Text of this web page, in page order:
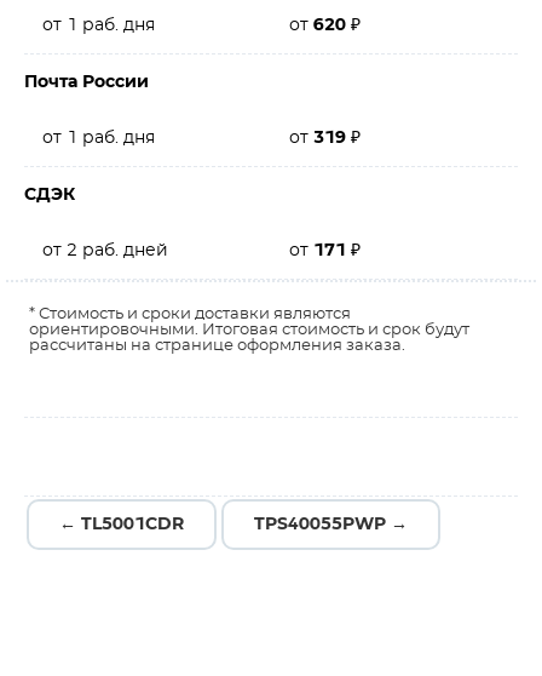
от 1 раб. дня от 620 ₽
Почта России
от 1 раб. дня от 319 ₽
СДЭК
от 2 раб. дней от 171 ₽
* Стоимость и сроки доставки являются
ориентировочными. Итоговая стоимость и срок будут
рассчитаны на странице оформления заказа.
← TL5001CDR TPS40055PWP →